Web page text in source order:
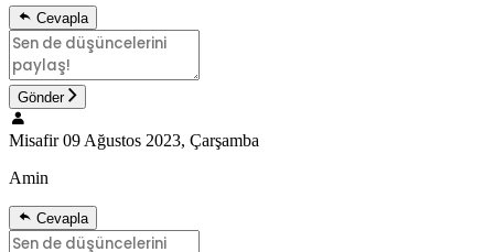
Cevapla
Gönder
Misafir 09 Ağustos 2023, Çarşamba
Amin
Cevapla